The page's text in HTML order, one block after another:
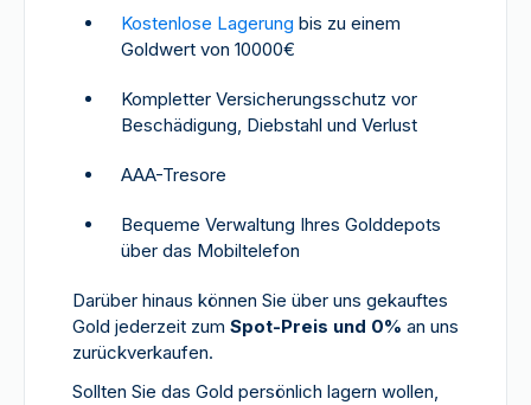
Kostenlose Lagerung bis zu einem
Goldwert von 10000€
Kompletter Versicherungsschutz vor
Beschädigung, Diebstahl und Verlust
AAA-Tresore
Bequeme Verwaltung Ihres Golddepots
über das Mobiltelefon
Darüber hinaus können Sie über uns gekauftes
Gold jederzeit zum Spot-Preis und 0% an uns
zurückverkaufen.
Sollten Sie das Gold persönlich lagern wollen,